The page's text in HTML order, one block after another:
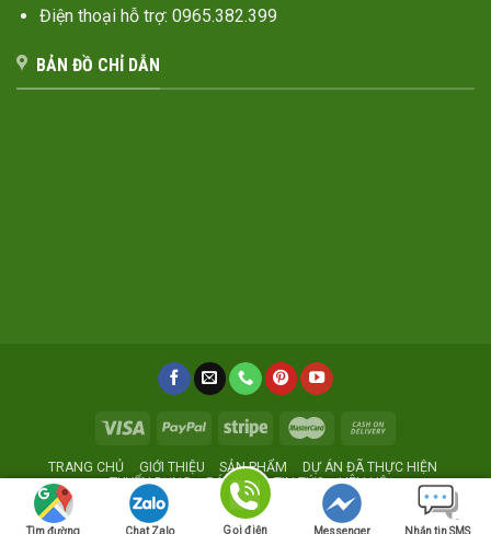
Điện thoại hỗ trợ: 0965.382.399
BẢN ĐỒ CHỈ DẪN
TRANG CHỦ GIỚI THIỆU SẢN PHẨM
DỰ ÁN ĐÃ THỰC HIỆN
TUYỂN DỤNG
BÁO GIÁ TIN TỨC LIÊN HỆ
Xưởng sản xuất nội thất giá rẻ Noithatmocstyle.vn
Tìm đường Chat Zalo Gọi điện Messenger Nhắn tin SMS